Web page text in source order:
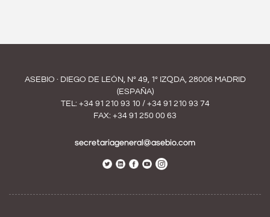
ASEBIO · DIEGO DE LEÓN, Nº 49, 1º IZQDA, 28006 MADRID
(ESPAÑA)
TEL: +34 91 210 93 10 / +34 91 210 93 74
FAX: +34 91 250 00 63
secretariageneral@asebio.com